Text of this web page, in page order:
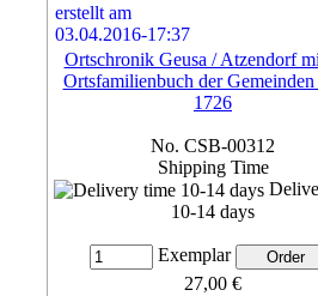
Ortschronik Geusa / Atzendorf
Ortsfamilienbuch der
1726
No. CSB-00312
Shipping Time
10-14 days
Exemplar
27,00 €